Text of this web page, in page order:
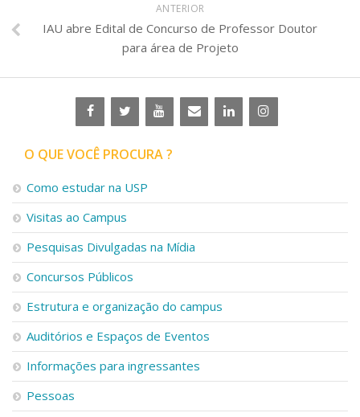
ANTERIOR
IAU abre Edital de Concurso de Professor Doutor
para área de Projeto
O QUE VOCÊ PROCURA ?
Como estudar na USP
Visitas ao Campus
Pesquisas Divulgadas na Mídia
Concursos Públicos
Estrutura e organização do campus
Auditórios e Espaços de Eventos
Informações para ingressantes
Pessoas